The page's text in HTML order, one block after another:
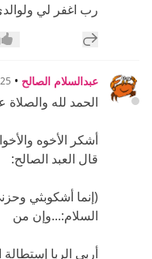
رب اغفر لي
إضافة رد جديد
عبدالسلام الصالح • 25 سنة
الحمد لله
أشكر الأخوه
قال العبد الصالح:
(إنما أشكوبثي
السلام:...وإن من
أربى الربا